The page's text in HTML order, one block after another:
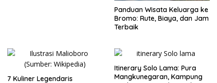
Panduan Wisata Keluarga ke
Bromo: Rute, Biaya, dan Jam
Terbaik
7 Kuliner Legendaris
Itinerary Solo Lama: Pura
Mangkunegaran, Kampung